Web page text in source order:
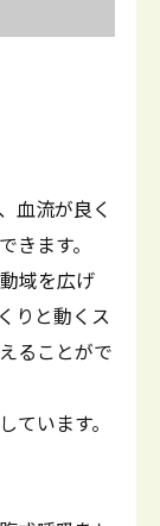
血流が良く
きます。
域を広げ
りと動くス
ることがで
ています。